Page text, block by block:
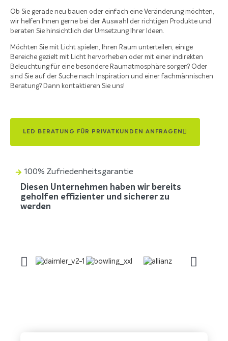
Ob Sie gerade neu bauen oder einfach eine Veränderung möchten,
wir helfen Ihnen gerne bei der Auswahl der richtigen Produkte und
beraten Sie hinsichtlich der Umsetzung Ihrer Ideen.
Möchten Sie mit Licht spielen, Ihren Raum unterteilen, einige
Bereiche gezielt mit Licht hervorheben oder mit einer indirekten
Beleuchtung für eine besondere Raumatmosphäre sorgen? Oder
sind Sie auf der Suche nach Inspiration und einer fachmännischen
Beratung? Dann kontaktieren Sie uns!
LED BERATUNG FÜR PRIVATKUNDEN ANFRAGEN
100% Zufriedenheitsgarantie
Diesen Unternehmen haben wir bereits
geholfen effizienter und sicherer zu
werden